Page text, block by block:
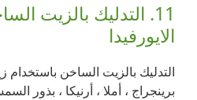
11. التدليك بالزيت
الايورفيدا
التدليك بالزيت الساخن باستخدام
برينجراج ، أملا ، أرنيكا ، بذور